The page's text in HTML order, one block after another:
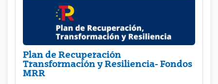
Plan de Recuperación
Transformación y Resiliencia- Fondos
MRR